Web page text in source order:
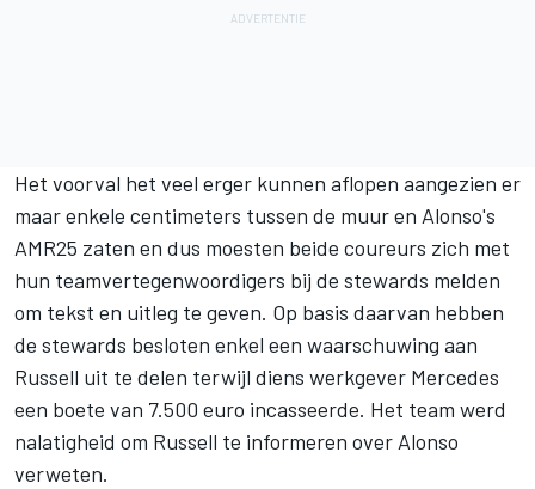
Het voorval het veel erger kunnen aflopen aangezien er
maar enkele centimeters tussen de muur en Alonso's
AMR25 zaten en dus moesten beide coureurs zich met
hun teamvertegenwoordigers bij de stewards melden
om tekst en uitleg te geven. Op basis daarvan hebben
de stewards besloten enkel een waarschuwing aan
Russell uit te delen terwijl diens werkgever Mercedes
een boete van 7.500 euro incasseerde. Het team werd
nalatigheid om Russell te informeren over Alonso
verweten.